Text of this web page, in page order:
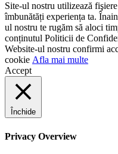
Site-ul nostru utilizează
îmbunătăți experiența ta.
ul nostru te rugăm să aloci
conținutul Politicii de
Website-ul nostru confirmi
cookie Afla mai multe
Accept
Închide
Privacy Overview